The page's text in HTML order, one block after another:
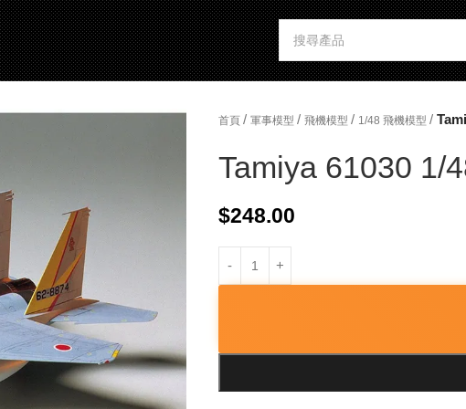
首頁 / 軍事模型 / 飛機模型 / 1/48 飛機模型 /
Tamiya 61030 1/
$248.00